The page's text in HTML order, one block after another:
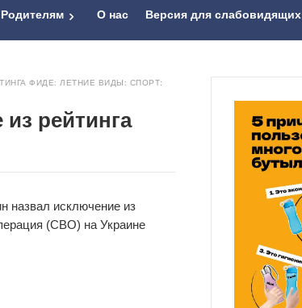
Родителям О нас Версия для слабовидящих
ФИДЕ: ЛЕТНИЕ ВИДЫ: СПОРТ:
рейтинга
назвал исключение из
(СВО) на Украине